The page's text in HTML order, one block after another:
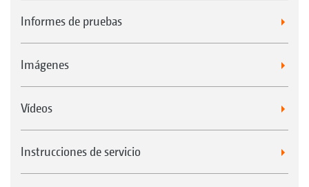
Informes de pruebas
Imágenes
Vídeos
Instrucciones de servicio